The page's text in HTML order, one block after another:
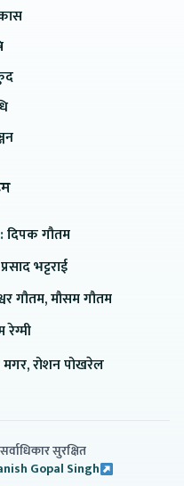
दिपक गौतम
भट्टराई
गौतम, मौसम गौतम
रेग्मी
रोशन पोखरेल
सर्वाधिकार सुरक्षित
Gopal Singh